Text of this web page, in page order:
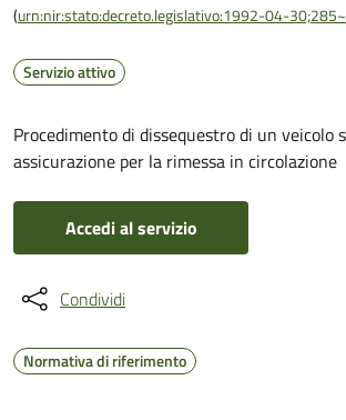
(urn:nir:stato:decreto.legislativo:1992-04-
Servizio attivo
Procedimento di dissequestro di un veicolo
assicurazione per la rimessa in circolazione
Accedi al servizio
Condividi
Normativa di riferimento